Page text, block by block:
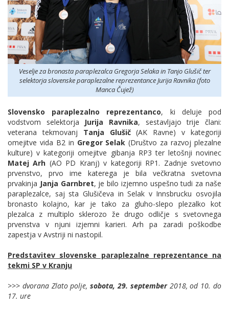
Veselje za bronasta paraplezalca Gregorja Selaka in Tanjo Glušič ter
selektorja slovenske paraplezalne reprezentance Jurija Ravnika (foto
Manca Čujež)
Slovensko paraplezalno reprezentanco, ki deluje pod
vodstvom selektorja Jurija Ravnika, sestavljajo trije člani:
veterana tekmovanj Tanja Glušič (AK Ravne)v kategoriji
omejitve vida B2 in Gregor Selak (Društvo za razvoj plezalne
kulture)v kategoriji omejitve gibanja RP3 ter letošnji novinec
Matej Arh (AO PD Kranj) v kategoriji RP1. Zadnje svetovno
prvenstvo, prvo ime katerega je bila večkratna svetovna
prvakinja Janja Garnbret, je bilo izjemno uspešno tudi za naše
paraplezalce, saj sta Glušičeva in Selak v Innsbrucku osvojila
bronasto kolajno, kar je tako za gluho-slepo plezalko kot
plezalca z multiplo sklerozo že drugo odličje s svetovnega
prvenstva v njuni izjemni karieri. Arh pa zaradi poškodbe
zapestja v Avstriji ni nastopil.
Predstavitev slovenske paraplezalne reprezentance na
tekmi SP v Kranju
>>> dvorana Zlato polje,sobota, 29. september2018, od 10. do
17. ure